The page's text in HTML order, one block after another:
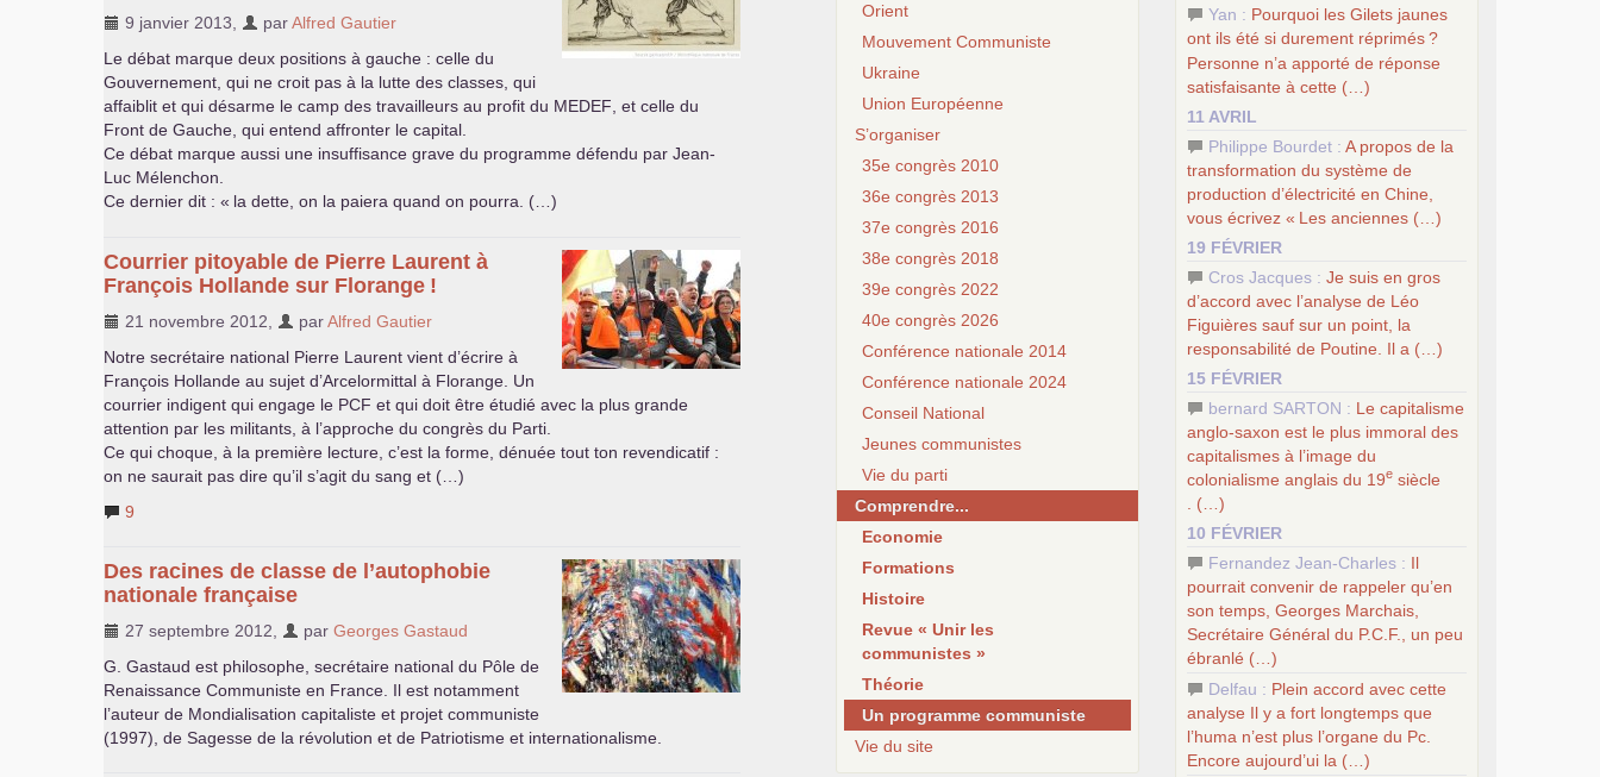
9 janvier 2013 parAlfred Gautier
Le débat marque deux positions à gauche : celle du
Gouvernement, qui ne croit pas à la lutte des classes, qui
affaiblit et qui désarme le camp des travailleurs au profit du MEDEF , et celle du
Front de Gauche, qui entend affronter le capital.
Ce débat marque aussi une insuffisance grave du programme défendu par Jean-
Luc Mélenchon.
Ce dernier dit : « la dette, on la paiera quand on pourra. (…)
Courrier pitoyable de Pierre Laurent à
François Hollande sur Florange !
21 novembre 2012 parAlfred Gautier
Notre secrétaire national Pierre Laurent vient d’écrire à
François Hollande au sujet d’Arcelormittal à Florange. Un
courrier indigent qui engage le PCF et qui doit être étudié avec la plus grande
attention par les militants, à l’approche du congrès du Parti.
Ce qui choque, à la première lecture, c’est la forme, dénuée tout ton revendicatif :
on ne saurait pas dire qu’il s’agit du sang et (…)
9
Des racines de classe de l’autophobie
nationale française
27 septembre 2012 par Georges Gastaud
G. Gastaud est philosophe, secrétaire national du Pôle de
Renaissance Communiste en France. Il est notamment
l’auteur de Mondialisation capitaliste et projet communiste
(1997), de Sagesse de la révolution et de Patriotisme et internationalisme.
Orient
Mouvement Communiste
Ukraine
Union Européenne
S’organiser
35e congrès 2010
36e congrès 2013
37e congrès 2016
38e congrès 2018
39e congrès 2022
40e congrès 2026
Conférence nationale 2014
Conférence nationale 2024
Conseil National
Jeunes communistes
Vie du parti
Comprendre...
Economie
Formations
Histoire
Revue « Unir les
communistes »
Théorie
Un programme communiste
Vie du site
communistes et ouvrier d’Europe
–lescinq chantiers pour contribuer
au débat sur le projet communiste
Yan : Pourquoi les Gilets jaunes
ont ils été si durement réprimés?
Personne n’a apporté de réponse
satisfaisante à cette (…)
11 AVRIL
Philippe Bourdet : A propos de la
transformation du système de
production d’électricité en Chine,
vous écrivez « Les anciennes (…)
19 FÉVRIER
Cros Jacques : Je suis en gros
d’accord avec l’analyse de Léo
Figuières sauf sur un point, la
responsabilité de Poutine. Il a (…)
15 FÉVRIER
bernard SARTON : Le capitalisme
anglo-saxon est le plus immoral des
capitalismes à l’image du
colonialisme anglais du 19e siècle
. (…)
10 FÉVRIER
Fernandez Jean-Charles : Il
pourrait convenir de rappeler qu’en
son temps, Georges Marchais,
Secrétaire Général du P.C. F., un peu
ébranlé (…)
Delfau : Plein accord avec cette
analyse Il y a fort longtemps que
l’huma n’est plus l’organe du Pc.
Encore aujourd’ui la (…)